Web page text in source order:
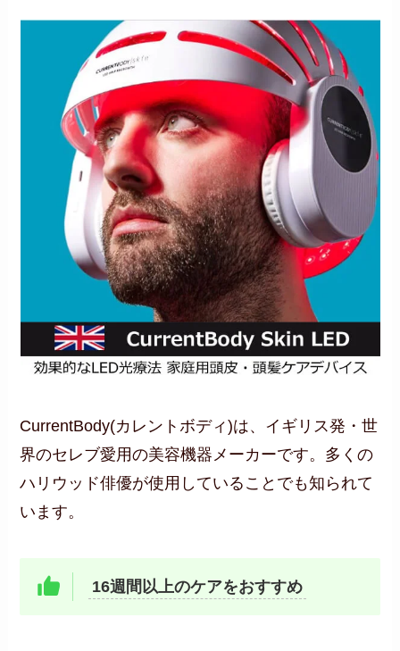
CurrentBody(カレントボディ)は、イギリス発・世
界のセレブ愛用の美容機器メーカーです。多くの
ハリウッド俳優が使用していることでも知られて
います。
16週間以上のケアをおすすめ